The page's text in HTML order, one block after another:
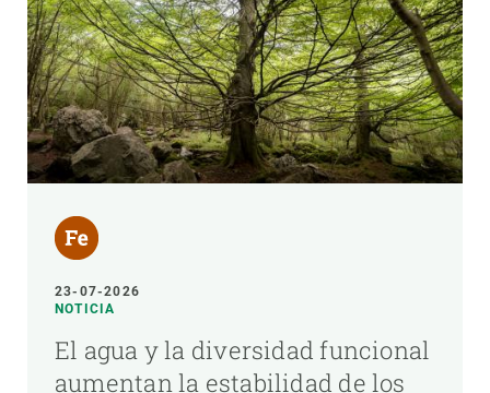
23-07-2026
NOTICIA
El agua y la diversidad funcional
aumentan la estabilidad de los